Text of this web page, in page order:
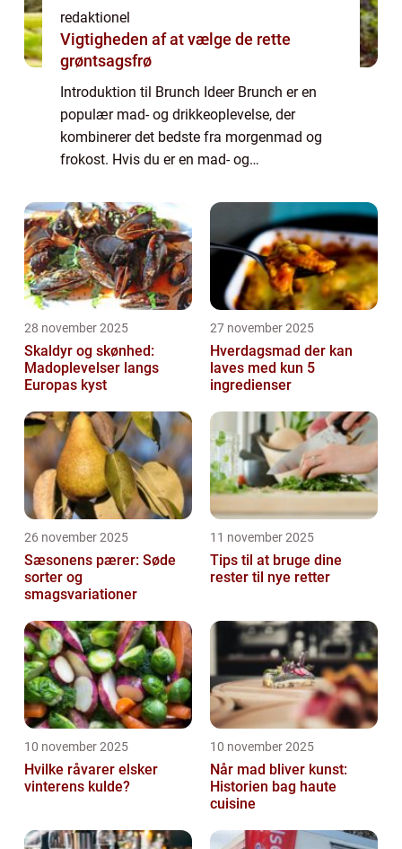
redaktionel
Vigtigheden af at vælge de rette
grøntsagsfrø
Introduktion til Brunch Ideer Brunch er en
populær mad- og drikkeoplevelse, der
kombinerer det bedste fra morgenmad og
frokost. Hvis du er en mad- og
madoplevelser og elsker at nyde en lækker
måltidssammens...
28 november 2025
Skaldyr og skønhed:
Madoplevelser langs
Europas kyst
27 november 2025
Hverdagsmad der kan
laves med kun 5
ingredienser
26 november 2025
Sæsonens pærer: Søde
sorter og
smagsvariationer
11 november 2025
Tips til at bruge dine
rester til nye retter
10 november 2025
Hvilke råvarer elsker
vinterens kulde?
10 november 2025
Når mad bliver kunst:
Historien bag haute
cuisine